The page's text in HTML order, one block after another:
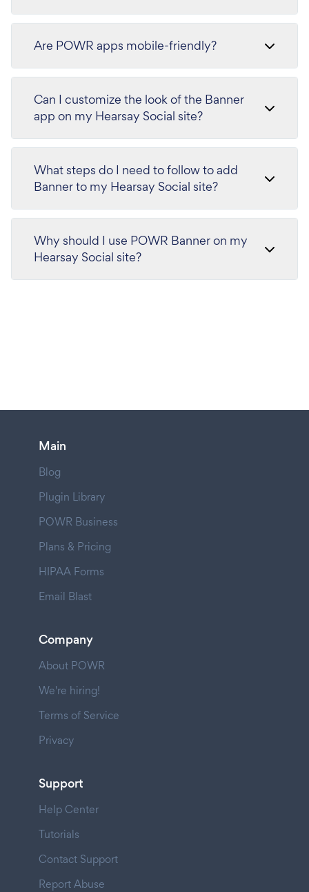
Are POWR apps mobile-friendly?
Can I customize the look of the Banner
app on my Hearsay Social site?
What steps do I need to follow to add
Banner to my Hearsay Social site?
Why should I use POWR Banner on my
Hearsay Social site?
Main
Blog
Plugin Library
POWR Business
Plans & Pricing
HIPAA Forms
Email Blast
Company
About POWR
We're hiring!
Terms of Service
Privacy
Support
Help Center
Tutorials
Contact Support
Report Abuse